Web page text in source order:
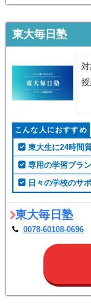
東大毎日塾
こんな人におすすめ
東大生に24時間
専用の学習プラ
日々の学校のサ
東大毎日塾
0078-60108-0696